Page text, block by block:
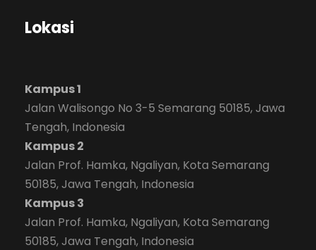
Lokasi
Kampus 1
Jalan Walisongo No 3-5 Semarang 50185, Jawa
Tengah, Indonesia
Kampus 2
Jalan Prof. Hamka, Ngaliyan, Kota Semarang
50185, Jawa Tengah, Indonesia
Kampus 3
Jalan Prof. Hamka, Ngaliyan, Kota Semarang
50185, Jawa Tengah, Indonesia